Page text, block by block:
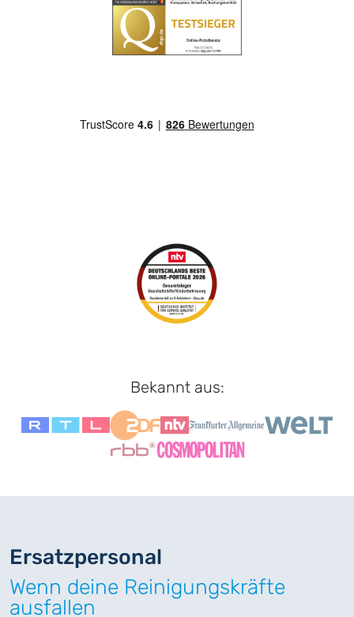
Bekannt aus:
Ersatz­personal
Wenn deine Reinigungskräfte
ausfallen